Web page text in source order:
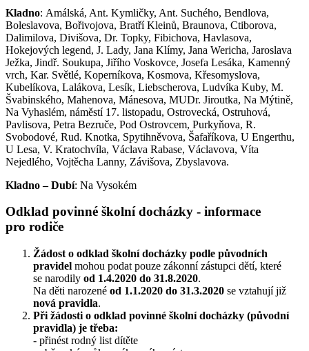
Kladno: Amálská, Ant. Kymličky, Ant. Suchého, Bendlova,
Boleslavova, Bořivojova, Bratří Kleinů, Braunova, Ctiborova,
Dalimilova, Divišova, Dr. Topky, Fibichova, Havlasova,
Hokejových legend, J. Lady, Jana Klímy, Jana Wericha, Jaroslava
Ježka, Jindř. Soukupa, Jiřího Voskovce, Josefa Lesáka, Kamenný
vrch, Kar. Světlé, Koperníkova, Kosmova, Křesomyslova,
Kubelíkova, Lalákova, Lesík, Liebscherova, Ludvíka Kuby, M.
Švabinského, Mahenova, Mánesova, MUDr. Jiroutka, Na Mýtině,
Na Vyhaslém, náměstí 17. listopadu, Ostrovecká, Ostruhová,
Pavlisova, Petra Bezruče, Pod Ostrovcem, Purkyňova, R.
Svobodové, Rud. Knotka, Spytihněvova, Šafaříkova, U Engerthu,
U Lesa, V. Kratochvíla, Václava Rabase, Václavova, Víta
Nejedlého, Vojtěcha Lanny, Závišova, Zbyslavova.
Kladno – Dubí: Na Vysokém
Odklad povinné školní docházky - informace
pro rodiče
Žádost o odklad školní docházky podle původních
pravidel mohou podat pouze zákonní zástupci dětí, které
se narodily od 1.4.2020 do 31.8.2020.
Na děti narozené od 1.1.2020 do 31.3.2020 se vztahují již
nová pravidla.
Při žádosti o odklad povinné školní docházky (původní
pravidla) je třeba:
- přinést rodný list dítěte